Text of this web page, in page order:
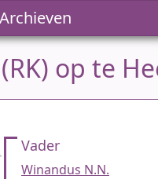
op te
Vader
Winandus N.N.